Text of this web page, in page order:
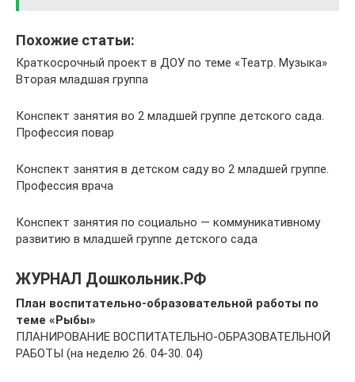
Похожие статьи:
Краткосрочный проект в ДОУ по теме «Театр. Музыка»
Вторая младшая группа
Конспект занятия во 2 младшей группе детского сада.
Профессия повар
Конспект занятия в детском саду во 2 младшей группе.
Профессия врача
Конспект занятия по социально — коммуникативному
развитию в младшей группе детского сада
ЖУРНАЛ Дошкольник.РФ
План воспитательно-образовательной работы по
теме «Рыбы»
ПЛАНИРОВАНИЕ ВОСПИТАТЕЛЬНО-ОБРАЗОВАТЕЛЬНОЙ
РАБОТЫ (на неделю 26. 04-30. 04)